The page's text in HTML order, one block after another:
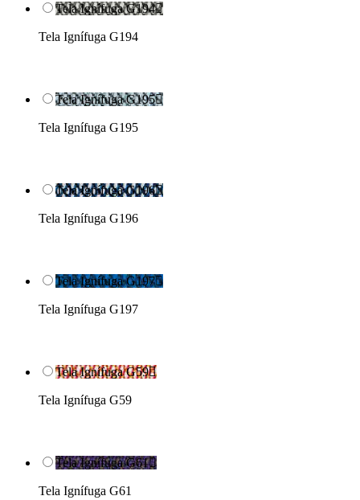
Tela Ignífuga G194
Tela Ignífuga G194
Tela Ignífuga G195
Tela Ignífuga G195
Tela Ignífuga G196
Tela Ignífuga G196
Tela Ignífuga G197
Tela Ignífuga G197
Tela Ignífuga G59
Tela Ignífuga G59
Tela Ignífuga G61
Tela Ignífuga G61